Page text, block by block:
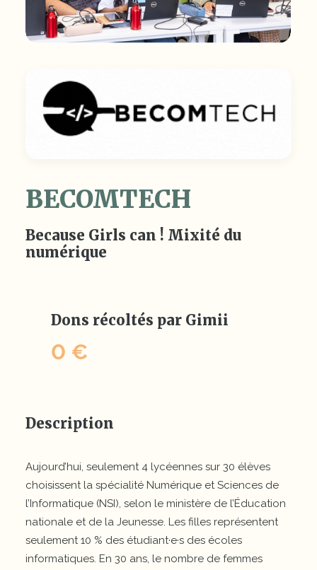
BECOMTECH
Because Girls can ! Mixité du
numérique
Dons récoltés par Gimii
0 €
Description
Aujourd’hui, seulement 4 lycéennes sur 30 élèves
choisissent la spécialité Numérique et Sciences de
l’Informatique (NSI), selon le ministère de l’Éducation
nationale et de la Jeunesse. Les filles représentent
seulement 10 % des étudiant·e·s des écoles
informatiques. En 30 ans, le nombre de femmes